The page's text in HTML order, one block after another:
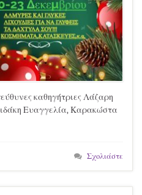
καθηγήτριες Λάζαρη
Ευαγγελία, Καρακώστα
Σχολιάστε